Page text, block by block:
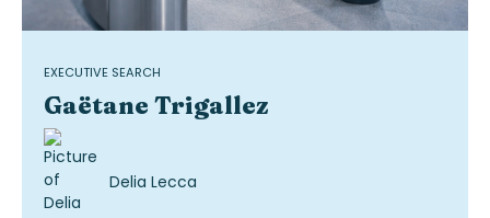
EXECUTIVE SEARCH
Gaëtane Trigallez
Delia Lecca